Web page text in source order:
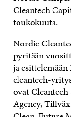
Cleantech
toukokuuta.
Nordic
pyritään
ja
cleantech-
ovat Cleantech
Agency,